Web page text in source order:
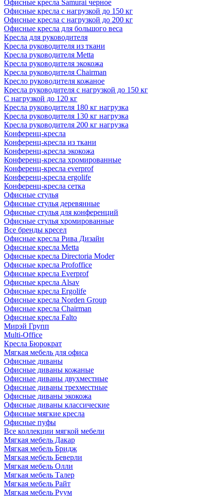
Офисные кресла Samurai черное
Офисные кресла с нагрузкой до 150 кг
Офисные кресла с нагрузкой до 200 кг
Офисные кресла для большого веса
Кресла для руководителя
Кресла руководителя из ткани
Кресла руководителя Metta
Кресла руководителя экокожа
Кресла руководителя Chairman
Кресло руководителя кожаное
Кресла руководителя с нагрузкой до 150 кг
С нагрузкой до 120 кг
Кресла руководителя 180 кг нагрузка
Кресла руководителя 130 кг нагрузка
Кресла руководителя 200 кг нагрузка
Конференц-кресла
Конференц-кресла из ткани
Конференц-кресла экокожа
Конференц-кресла хромированные
Конференц-кресла everprof
Конференц-кресла ergolife
Конференц-кресла сетка
Офисные стулья
Офисные стулья деревянные
Офисные стулья для конференций
Офисные стулья хромированные
Все бренды кресел
Офисные кресла Рива Дизайн
Офисные кресла Metta
Офисные кресла Directoria Moder
Офисные кресла Profoffice
Офисные кресла Everprof
Офисные кресла Alsav
Офисные кресла Ergolife
Офисные кресла Norden Group
Офисные кресла Chairman
Офисные кресла Falto
Мирэй Групп
Multi-Office
Кресла Бюрократ
Мягкая мебель для офиса
Офисные диваны
Офисные диваны кожаные
Офисные диваны двухместные
Офисные диваны трехместные
Офисные диваны экокожа
Офисные диваны классические
Офисные мягкие кресла
Офисные пуфы
Все коллекции мягкой мебели
Мягкая мебель Дакар
Мягкая мебель Бридж
Мягкая мебель Беверли
Мягкая мебель Олли
Мягкая мебель Талер
Мягкая мебель Райт
Мягкая мебель Руум